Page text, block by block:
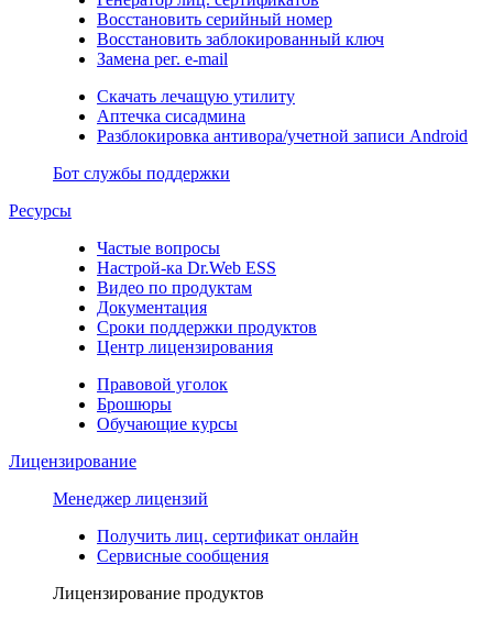
Восстановить серийный номер
Восстановить заблокированный ключ
Замена рег. e-mail
Скачать лечащую утилиту
Аптечка сисадмина
Разблокировка антивора/учетной записи Android
Бот службы поддержки
Ресурсы
Частые вопросы
Настрой-ка Dr.Web ESS
Видео по продуктам
Документация
Сроки поддержки продуктов
Центр лицензирования
Правовой уголок
Брошюры
Обучающие курсы
Лицензирование
Менеджер лицензий
Получить лиц. сертификат онлайн
Сервисные сообщения
Лицензирование продуктов